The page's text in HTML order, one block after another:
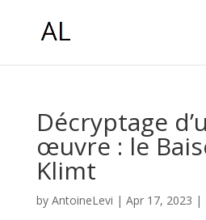
Décryptage
œuvre : le
Klimt
by AntoineLevi | Apr 17, 2023 |